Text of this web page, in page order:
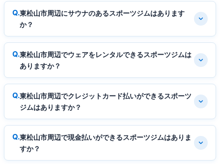
東松山市周辺にサウナのあるスポーツジムはあります
か？
東松山市周辺でウェアをレンタルできるスポーツジムは
ありますか？
東松山市周辺でクレジットカード払いができるスポーツ
ジムはありますか？
東松山市周辺で現金払いができるスポーツジムはありま
すか？